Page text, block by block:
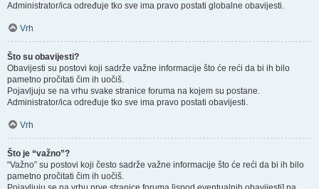
Administrator/ica određuje tko sve ima pravo postati globalne obavijesti.
Vrh
Što su obavijesti?
Obavijesti su postovi koji sadrže važne informacije što će reći da bi ih bilo
pametno pročitati čim ih uočiš.
Pojavljuju se na vrhu svake stranice foruma na kojem su postane.
Administrator/ica određuje tko sve ima pravo postati obavijesti.
Vrh
Što je “važno”?
“Važno” su postovi koji često sadrže važne informacije što će reći da bi ih bilo
pametno pročitati čim ih uočiš.